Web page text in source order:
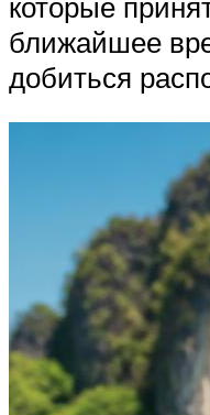
ближайшее
добиться